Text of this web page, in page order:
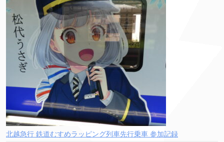
北越急行 鉄道むすめラッピング列車先行乗車 参加記録